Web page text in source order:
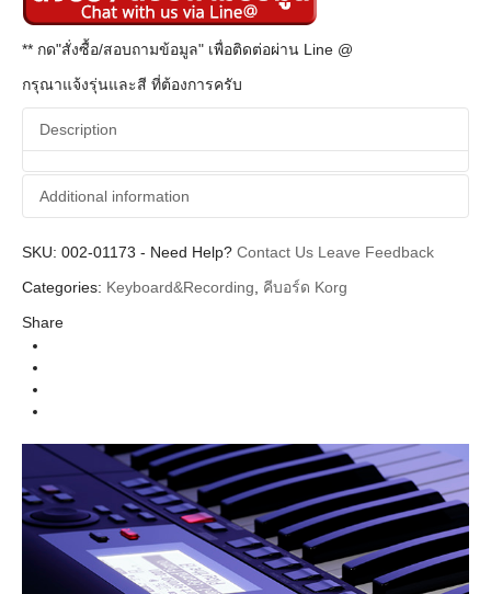
** กด"สั่งซื้อ/สอบถามข้อมูล" เพื่อติดต่อผ่าน Line @
กรุณาแจ้งรุ่นและสี ที่ต้องการครับ
Description
Additional information
Additional information
Brands Korg
SKU: 002-01173 - Need Help? Contact Us Leave Feedback
Categories: Keyboard&Recording, คีบอร์ด Korg
Share